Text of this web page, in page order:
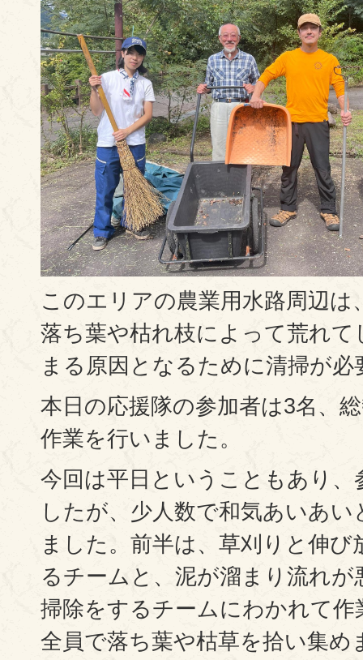
このエリアの農業用水路周辺は
落ち葉や枯れ枝によって荒れて
まる原因となるために清掃が必
本日の応援隊の参加者は3名、
作業を行いました。
今回は平日ということもあり、
したが、少人数で和気あいあ
ました。前半は、草刈りと伸び
るチームと、泥が溜まり流れ
掃除をするチームにわかれて作
全員で落ち葉や枯草を拾い集め